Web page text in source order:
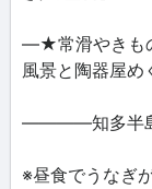
―★常滑やきも
風景と陶器屋
――――知多半
※昼食でうなぎ